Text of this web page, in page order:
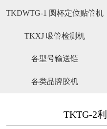
TKDWTG-1 圆杯定位贴管机
TKXJ 吸管检测机
各型号输送链
各类品牌胶机
TKTG-2